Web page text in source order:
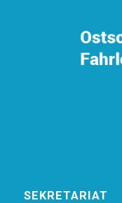
SEKRETARIAT